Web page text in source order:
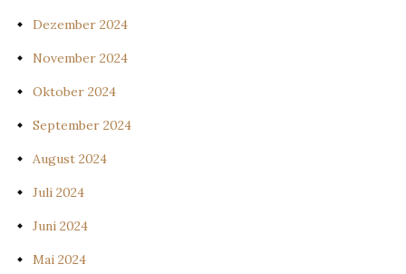
Dezember 2024
November 2024
Oktober 2024
September 2024
August 2024
Juli 2024
Juni 2024
Mai 2024